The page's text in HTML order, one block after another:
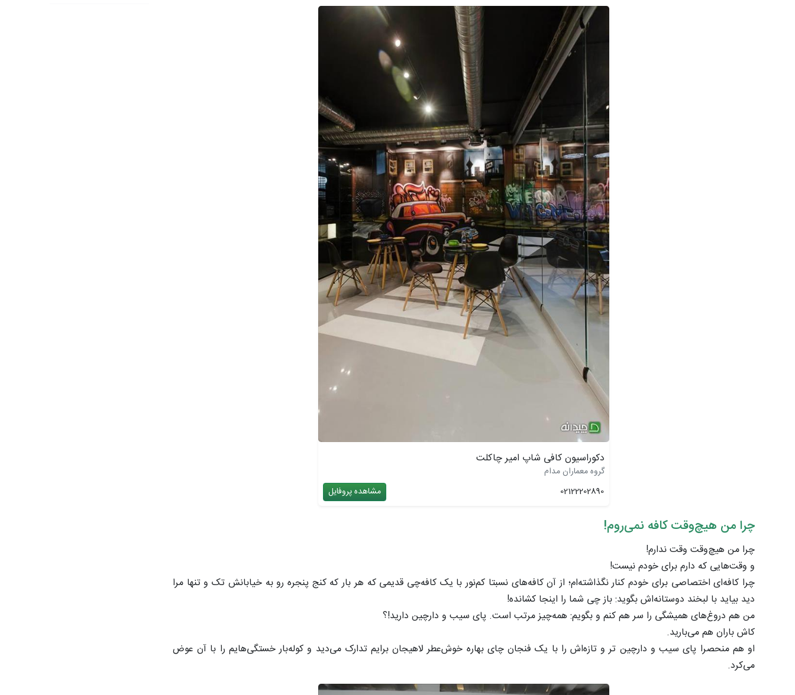
دکوراسیون کافی شاپ امیر چاکلت
گروه معماران مدام
02122202890
مشاهده پروفایل
چرا من هیچ‌وقت کافه نمی‌روم!
چرا من هیچ‌وقت وقت ندارم!
و وقت‌هایی که دارم برای خودم نیست!
چرا کافه‌ای اختصاصی برای خودم کنار نگذاشته‌ام؛ از آن کافه‌های نسبتا کم‌نور با یک کافه‌چی قدیمی که هر بار که کنج پنجره رو به خیابانش تک و تنها مرا
دید بیاید با لبخند دوستانه‌اش بگوید: باز چی شما را اینجا کشانده!
من هم دروغ‌های همیشگی را سر هم کنم و بگویم: همه‌چیز مرتب است. پای سیب و دارچین دارید!؟
کاش باران هم می‌بارید.
او هم منحصرا پای سیب و دارچین تر و تازه‌اش را با یک فنجان چای بهاره خوش‌عطر لاهیجان برایم تدارک می‌دید و کوله‌بار خستگی‌هایم را با آن عوض
می‌کرد.